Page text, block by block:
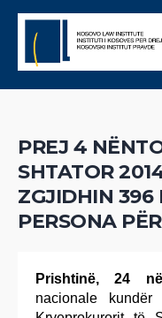
PREJ 4
SHTATOR
ZGJIDHIN 396
PERSONA
Prishtinë, 24
nacionale